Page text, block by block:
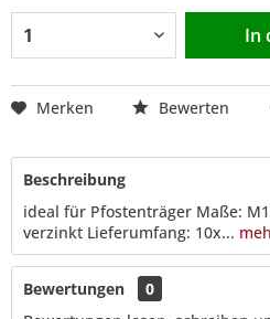
In
Merken Bewerten
Beschreibung
ideal für Pfostenträger Maße:
verzinkt Lieferumfang: 10x...
Bewertungen
0